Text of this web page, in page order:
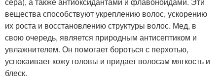
вещества способствуют укреплению волос, ускорению
их роста и восстановлению структуры волос. Мед, в
свою очередь, является природным антисептиком и
увлажнителем. Он помогает бороться с перхотью,
успокаивает кожу головы и придает волосам мягкость и
блеск.